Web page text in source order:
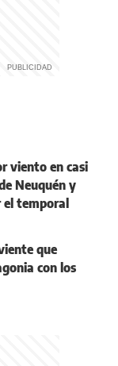
viento en casi
Neuquén y
temporal
que
con los